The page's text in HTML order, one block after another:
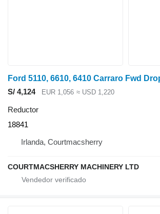
S/ 4,124 EUR 1,056 ≈ USD 1,220
Reductor
18841
Irlanda, Courtmacsherry
COURTMACSHERRY MACHINERY LTD